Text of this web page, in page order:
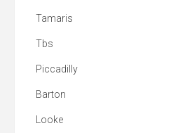
Tamaris
Tbs
Piccadilly
Barton
Looke